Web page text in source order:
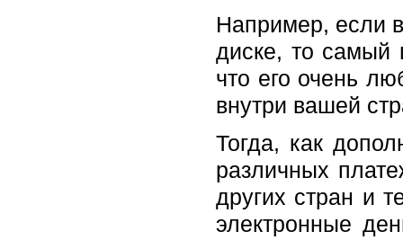
Например, если
диске, то
что его очень
внутри вашей
Тогда, как
различных
других стран и
электронные